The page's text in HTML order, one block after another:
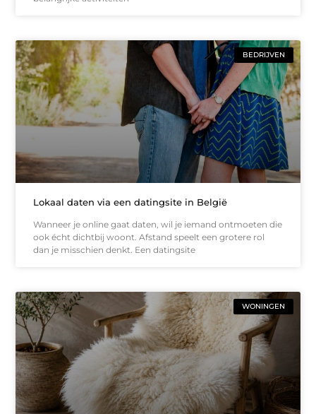
BEDRIJVEN
Lokaal daten via een datingsite in België
Wanneer je online gaat daten, wil je iemand ontmoeten die
ook écht dichtbij woont. Afstand speelt een grotere rol
dan je misschien denkt. Een datingsite
WONINGEN